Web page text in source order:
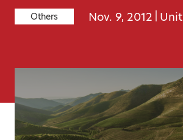
Others Nov. 9, 2012